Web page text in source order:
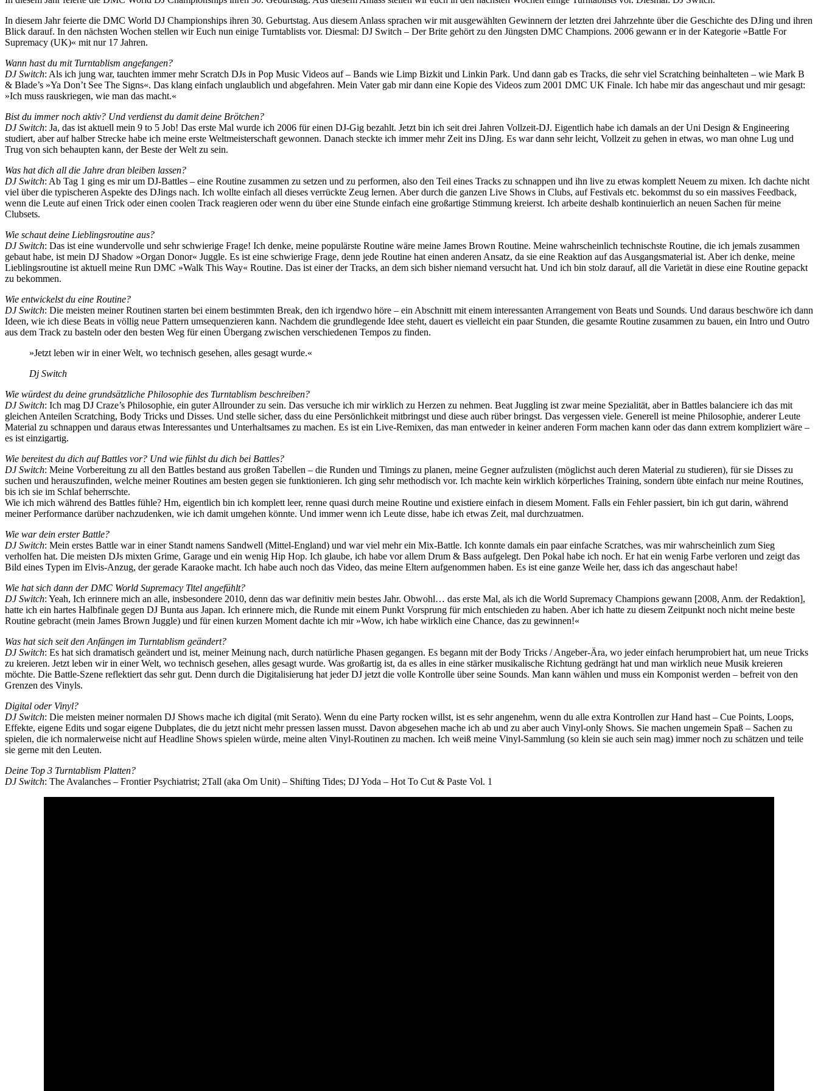
In diesem Jahr feierte die DMC World DJ Championships ihren 30. Geburtstag. Aus diesem Anlass sprachen wir mit ausgewählten Gewinnern der letzten drei Jahrzehnte über die Geschichte des DJing und ihren
Blick darauf. In den nächsten Wochen stellen wir Euch nun einige Turntablists vor. Diesmal: DJ Switch – Der Brite gehört zu den Jüngsten DMC Champions. 2006 gewann er in der Kategorie »Battle For
Supremacy (UK)« mit nur 17 Jahren.
Wann hast du mit Turntablism angefangen?
DJ Switch: Als ich jung war, tauchten immer mehr Scratch DJs in Pop Music Videos auf – Bands wie Limp Bizkit und Linkin Park. Und dann gab es Tracks, die sehr viel Scratching beinhalteten – wie Mark B
& Blade’s »Ya Don’t See The Signs«. Das klang einfach unglaublich und abgefahren. Mein Vater gab mir dann eine Kopie des Videos zum 2001 DMC UK Finale. Ich habe mir das angeschaut und mir gesagt:
»Ich muss rauskriegen, wie man das macht.«
Bist du immer noch aktiv? Und verdienst du damit deine Brötchen?
DJ Switch: Ja, das ist aktuell mein 9 to 5 Job! Das erste Mal wurde ich 2006 für einen DJ-Gig bezahlt. Jetzt bin ich seit drei Jahren Vollzeit-DJ. Eigentlich habe ich damals an der Uni Design & Engineering
studiert, aber auf halber Strecke habe ich meine erste Weltmeisterschaft gewonnen. Danach steckte ich immer mehr Zeit ins DJing. Es war dann sehr leicht, Vollzeit zu gehen in etwas, wo man ohne Lug und
Trug von sich behaupten kann, der Beste der Welt zu sein.
Was hat dich all die Jahre dran bleiben lassen?
DJ Switch: Ab Tag 1 ging es mir um DJ-Battles – eine Routine zusammen zu setzen und zu performen, also den Teil eines Tracks zu schnappen und ihn live zu etwas komplett Neuem zu mixen. Ich dachte nicht
viel über die typischeren Aspekte des DJings nach. Ich wollte einfach all dieses verrückte Zeug lernen. Aber durch die ganzen Live Shows in Clubs, auf Festivals etc. bekommst du so ein massives Feedback,
wenn die Leute auf einen Trick oder einen coolen Track reagieren oder wenn du über eine Stunde einfach eine großartige Stimmung kreierst. Ich arbeite deshalb kontinuierlich an neuen Sachen für meine
Clubsets.
Wie schaut deine Lieblingsroutine aus?
DJ Switch: Das ist eine wundervolle und sehr schwierige Frage! Ich denke, meine populärste Routine wäre meine James Brown Routine. Meine wahrscheinlich technischste Routine, die ich jemals zusammen
gebaut habe, ist mein DJ Shadow »Organ Donor« Juggle. Es ist eine schwierige Frage, denn jede Routine hat einen anderen Ansatz, da sie eine Reaktion auf das Ausgangsmaterial ist. Aber ich denke, meine
Lieblingsroutine ist aktuell meine Run DMC »Walk This Way« Routine. Das ist einer der Tracks, an dem sich bisher niemand versucht hat. Und ich bin stolz darauf, all die Varietät in diese eine Routine gepackt
zu bekommen.
Wie entwickelst du eine Routine?
DJ Switch: Die meisten meiner Routinen starten bei einem bestimmten Break, den ich irgendwo höre – ein Abschnitt mit einem interessanten Arrangement von Beats und Sounds. Und daraus beschwöre ich dann
Ideen, wie ich diese Beats in völlig neue Pattern umsequenzieren kann. Nachdem die grundlegende Idee steht, dauert es vielleicht ein paar Stunden, die gesamte Routine zusammen zu bauen, ein Intro und Outro
aus dem Track zu basteln oder den besten Weg für einen Übergang zwischen verschiedenen Tempos zu finden.
»Jetzt leben wir in einer Welt, wo technisch gesehen, alles gesagt wurde.«
Dj Switch
Wie würdest du deine grundsätzliche Philosophie des Turntablism beschreiben?
DJ Switch: Ich mag DJ Craze’s Philosophie, ein guter Allrounder zu sein. Das versuche ich mir wirklich zu Herzen zu nehmen. Beat Juggling ist zwar meine Spezialität, aber in Battles balanciere ich das mit
gleichen Anteilen Scratching, Body Tricks und Disses. Und stelle sicher, dass du eine Persönlichkeit mitbringst und diese auch rüber bringst. Das vergessen viele. Generell ist meine Philosophie, anderer Leute
Material zu schnappen und daraus etwas Interessantes und Unterhaltsames zu machen. Es ist ein Live-Remixen, das man entweder in keiner anderen Form machen kann oder das dann extrem kompliziert wäre –
es ist einzigartig.
Wie bereitest du dich auf Battles vor? Und wie fühlst du dich bei Battles?
DJ Switch: Meine Vorbereitung zu all den Battles bestand aus großen Tabellen – die Runden und Timings zu planen, meine Gegner aufzulisten (möglichst auch deren Material zu studieren), für sie Disses zu
suchen und herauszufinden, welche meiner Routines am besten gegen sie funktionieren. Ich ging sehr methodisch vor. Ich machte kein wirklich körperliches Training, sondern übte einfach nur meine Routines,
bis ich sie im Schlaf beherrschte.
Wie ich mich während des Battles fühle? Hm, eigentlich bin ich komplett leer, renne quasi durch meine Routine und existiere einfach in diesem Moment. Falls ein Fehler passiert, bin ich gut darin, während
meiner Performance darüber nachzudenken, wie ich damit umgehen könnte. Und immer wenn ich Leute disse, habe ich etwas Zeit, mal durchzuatmen.
Wie war dein erster Battle?
DJ Switch: Mein erstes Battle war in einer Standt namens Sandwell (Mittel-England) und war viel mehr ein Mix-Battle. Ich konnte damals ein paar einfache Scratches, was mir wahrscheinlich zum Sieg
verholfen hat. Die meisten DJs mixten Grime, Garage und ein wenig Hip Hop. Ich glaube, ich habe vor allem Drum & Bass aufgelegt. Den Pokal habe ich noch. Er hat ein wenig Farbe verloren und zeigt das
Bild eines Typen im Elvis-Anzug, der gerade Karaoke macht. Ich habe auch noch das Video, das meine Eltern aufgenommen haben. Es ist eine ganze Weile her, dass ich das angeschaut habe!
Wie hat sich dann der DMC World Supremacy Titel angefühlt?
DJ Switch: Yeah, Ich erinnere mich an alle, insbesondere 2010, denn das war definitiv mein bestes Jahr. Obwohl… das erste Mal, als ich die World Supremacy Champions gewann [2008, Anm. der Redaktion],
hatte ich ein hartes Halbfinale gegen DJ Bunta aus Japan. Ich erinnere mich, die Runde mit einem Punkt Vorsprung für mich entschieden zu haben. Aber ich hatte zu diesem Zeitpunkt noch nicht meine beste
Routine gebracht (mein James Brown Juggle) und für einen kurzen Moment dachte ich mir »Wow, ich habe wirklich eine Chance, das zu gewinnen!«
Was hat sich seit den Anfängen im Turntablism geändert?
DJ Switch: Es hat sich dramatisch geändert und ist, meiner Meinung nach, durch natürliche Phasen gegangen. Es begann mit der Body Tricks / Angeber-Ära, wo jeder einfach herumprobiert hat, um neue Tricks
zu kreieren. Jetzt leben wir in einer Welt, wo technisch gesehen, alles gesagt wurde. Was großartig ist, da es alles in eine stärker musikalische Richtung gedrängt hat und man wirklich neue Musik kreieren
möchte. Die Battle-Szene reflektiert das sehr gut. Denn durch die Digitalisierung hat jeder DJ jetzt die volle Kontrolle über seine Sounds. Man kann wählen und muss ein Komponist werden – befreit von den
Grenzen des Vinyls.
Digital oder Vinyl?
DJ Switch: Die meisten meiner normalen DJ Shows mache ich digital (mit Serato). Wenn du eine Party rocken willst, ist es sehr angenehm, wenn du alle extra Kontrollen zur Hand hast – Cue Points, Loops,
Effekte, eigene Edits und sogar eigene Dubplates, die du jetzt nicht mehr pressen lassen musst. Davon abgesehen mache ich ab und zu aber auch Vinyl-only Shows. Sie machen ungemein Spaß – Sachen zu
spielen, die ich normalerweise nicht auf Headline Shows spielen würde, meine alten Vinyl-Routinen zu machen. Ich weiß meine Vinyl-Sammlung (so klein sie auch sein mag) immer noch zu schätzen und teile
sie gerne mit den Leuten.
Deine Top 3 Turntablism Platten?
DJ Switch: The Avalanches – Frontier Psychiatrist; 2Tall (aka Om Unit) – Shifting Tides; DJ Yoda – Hot To Cut & Paste Vol. 1